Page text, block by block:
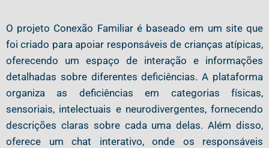
O projeto Conexão Familiar é baseado em um site que
foi criado para apoiar responsáveis de crianças atípicas,
oferecendo um espaço de interação e informações
detalhadas sobre diferentes deficiências. A plataforma
organiza as deficiências em categorias físicas,
sensoriais, intelectuais e neurodivergentes, fornecendo
descrições claras sobre cada uma delas. Além disso,
oferece um chat interativo, onde os responsáveis